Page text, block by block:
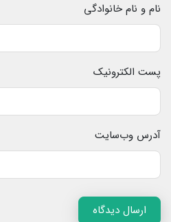
نام و نام خانوادگی
پست الکترونیک
آدرس وب‌سایت
ارسال دیدگاه